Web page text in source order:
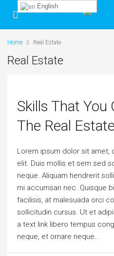
Home Real Estate
Real Estate
Skills That You
The Real
Lorem ipsum dolor sit amet,
elit. Duis mollis et sem sed
neque. Aliquam hendrerit
mi accumsan nec. Quisque
facilisis, at malesuada orci
sollicitudin cursus. Ut et
a text link libero tempus
neque, et ornare neque...
English